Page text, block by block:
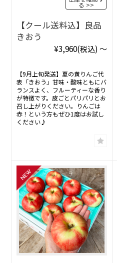
る
【クール送料込】良品
きおう
¥3,960(税込) ～
【9月上旬発送】夏の黄りんご代
表「きおう」甘味・酸味ともにバ
ランスよく、フルーティーな香り
が特徴です。皮ごとパリパリとお
召し上がりください。りんごは
赤！という方もぜひ1度はお試し
ください♪